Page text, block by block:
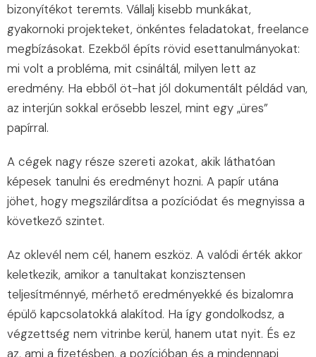
bizonyítékot teremts. Vállalj kisebb munkákat,
gyakornoki projekteket, önkéntes feladatokat, freelance
megbízásokat. Ezekből építs rövid esettanulmányokat:
mi volt a probléma, mit csináltál, milyen lett az
eredmény. Ha ebből öt-hat jól dokumentált példád van,
az interjún sokkal erősebb leszel, mint egy „üres”
papírral.
A cégek nagy része szereti azokat, akik láthatóan
képesek tanulni és eredményt hozni. A papír utána
jöhet, hogy megszilárdítsa a pozíciódat és megnyissa a
következő szintet.
Az oklevél nem cél, hanem eszköz. A valódi érték akkor
keletkezik, amikor a tanultakat konzisztensen
teljesítménnyé, mérhető eredményekké és bizalomra
épülő kapcsolatokká alakítod. Ha így gondolkodsz, a
végzettség nem vitrinbe kerül, hanem utat nyit. És ez
az, ami a fizetésben, a pozícióban és a mindennapi